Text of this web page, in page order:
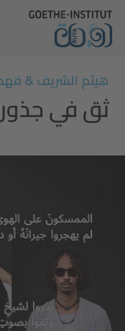
هيثم الشريف &
ثق في